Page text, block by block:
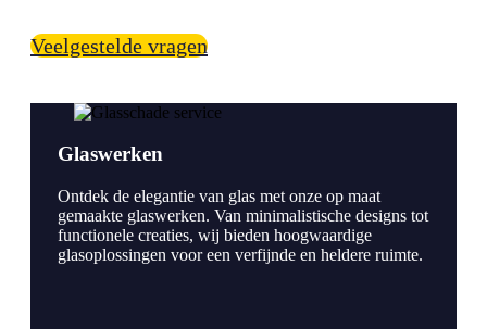
Veelgestelde vragen
Glaswerken
Ontdek de elegantie van glas met onze op maat
gemaakte glaswerken. Van minimalistische designs tot
functionele creaties, wij bieden hoogwaardige
glasoplossingen voor een verfijnde en heldere ruimte.